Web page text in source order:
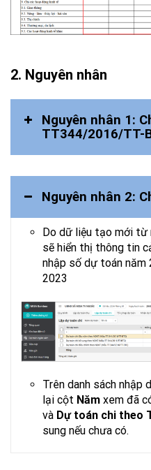
2. Nguyên nhân
Nguyên nhân 1:
TT344/2016/TT-
Dự toán
năm
Nguyên nhân 2:
Do dữ liệu tạo mới
sẽ hiển thị thông tin
nhập số dự toán năm
2023
Trên danh sách nhập
lại cột Năm xem đã
và Dự toán chi theo
sung nếu chưa có.